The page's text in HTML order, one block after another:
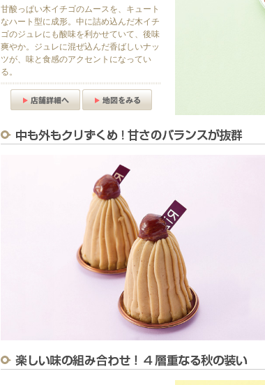
甘酸っぱい木イチゴのムースを、キュート
なハート型に成形。中に詰め込んだ木イチ
ゴのジュレにも酸味を利かせていて、後味
爽やか。ジュレに混ぜ込んだ香ばしいナッ
ツが、味と食感のアクセントになってい
る。